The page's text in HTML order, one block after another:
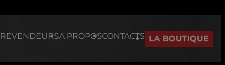
REVENDEURSA PROPOSCONTACTS LA BOUTIQUE